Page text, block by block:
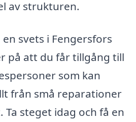
av strukturen.
svets i Fengersfors
på att du får tillgång till
som kan
från små reparationer
steget idag och få en